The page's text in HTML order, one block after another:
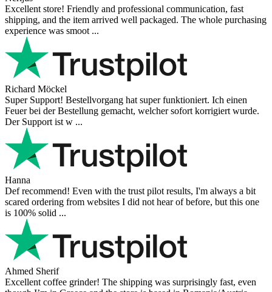
Excellent store! Friendly and professional communication, fast
shipping, and the item arrived well packaged. The whole purchasing
experience was smoot ...
Richard Möckel
Super Support! Bestellvorgang hat super funktioniert. Ich einen
Feuer bei der Bestellung gemacht, welcher sofort korrigiert wurde.
Der Support ist w ...
Hanna
Def recommend! Even with the trust pilot results, I'm always a bit
scared ordering from websites I did not hear of before, but this one
is 100% solid ...
Ahmed Sherif
Excellent coffee grinder! The shipping was surprisingly fast, even